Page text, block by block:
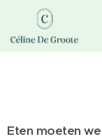
Eten moeten